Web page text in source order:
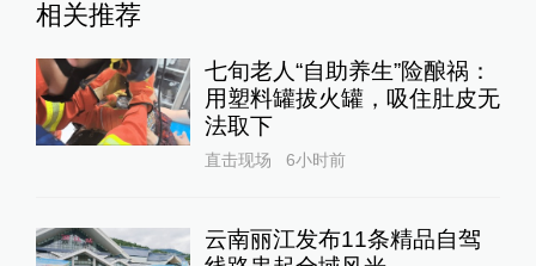
相关推荐
七旬老人“自助养生”险酿祸：
用塑料罐拔火罐，吸住肚皮无
法取下
直击现场 6小时前
云南丽江发布11条精品自驾